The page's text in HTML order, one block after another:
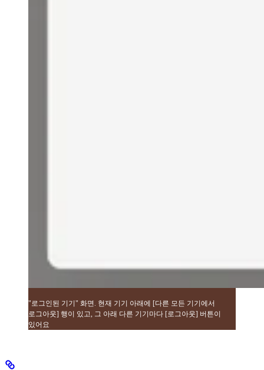
"로그인된 기기" 화면. 현재 기기 아래에 [다른 모든 기기에서
로그아웃] 행이 있고, 그 아래 다른 기기마다 [로그아웃] 버튼이
있어요